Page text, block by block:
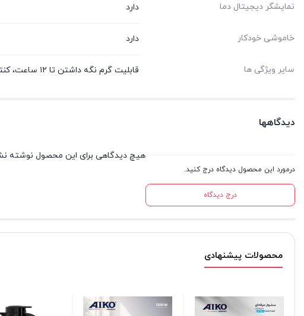
نمایشگر دیجیتال دما دارد
خاموشی خودکار دارد
سایر ویژگی ها قابلیت گرم نگه داشتن تا ۱۲ ساعت، کنترل دقیق دما، کنترلر بادوام، استیل و شیشه با کیفیت
دیدگاهها
درمورد این محصول دیدگاه درج کنید.
درج دیدگاه
هیچ دیدگاهی برای این محصول نوشته
محصولات پیشنهادی